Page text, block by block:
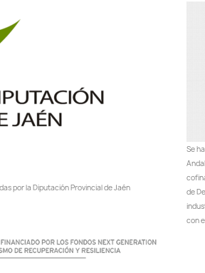
por la Diputación Provincial de Jaén
Se
de
con